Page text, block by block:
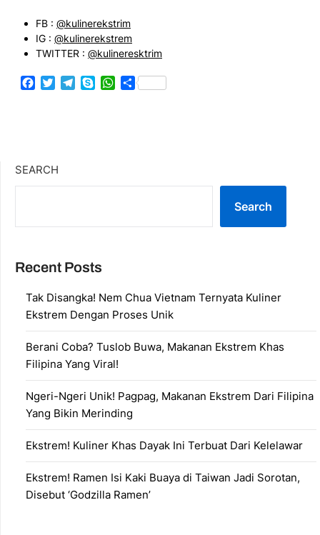
FB : @kulinerekstrim
IG : @kulinerekstrem
TWITTER : @kulineresktrim
Facebook
TwitterTelegram
SkypeWhatsApp
Share
SEARCH
Search
Recent Posts
Tak Disangka! Nem Chua Vietnam Ternyata Kuliner
Ekstrem Dengan Proses Unik
Berani Coba? Tuslob Buwa, Makanan Ekstrem Khas
Filipina Yang Viral!
Ngeri-Ngeri Unik! Pagpag, Makanan Ekstrem Dari Filipina
Yang Bikin Merinding
Ekstrem! Kuliner Khas Dayak Ini Terbuat Dari Kelelawar
Ekstrem! Ramen Isi Kaki Buaya di Taiwan Jadi Sorotan,
Disebut ‘Godzilla Ramen’